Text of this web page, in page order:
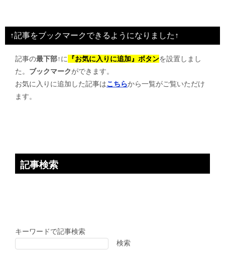
ビ
ゲ
↑記事をブックマークできるようになりました↑
記事の最下部↑に 『お気に入りに追加』ボタンを設置しまし
た。 ブックマークができます。
お気に入りに追加した記事はこちらから一覧がご覧いただけ
ます。
記事検索
キーワードで記事検索
検索